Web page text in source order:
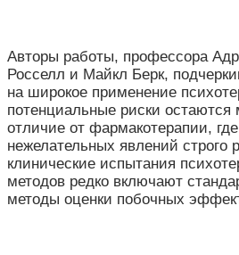
Авторы работы, профессора
Росселл и Майкл Берк,
на широкое применение
потенциальные риски
отличие от фармакотерапии,
нежелательных явлений строго
клинические испытания
методов редко включают
методы оценки побочных